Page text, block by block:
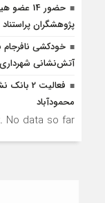
حضور 14
پژوهشگران پراستناد 2 درصد برتر جهان 2023
خودکشی
آتش‌نشانی
محمودآباد
No data so far.